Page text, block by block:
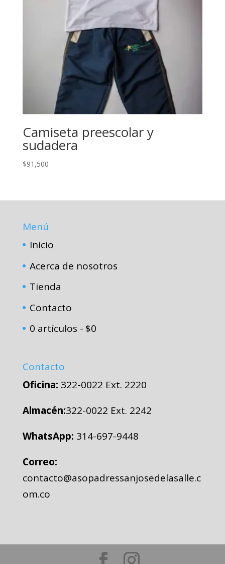
Camiseta preescolar y
sudadera
$91,500
Menú
Inicio
Acerca de nosotros
Tienda
Contacto
0 artículos
$0
Contacto
Oficina: 322-0022 Ext. 2220
Almacén:322-0022 Ext. 2242
WhatsApp: 314-697-9448
Correo:
contacto@asopadressanjosedelasalle.c
om.co